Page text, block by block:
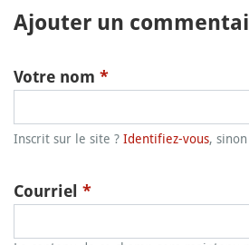
Ajouter un
Votre nom *
Inscrit sur le site ? Identifiez-vous, sinon
Courriel *